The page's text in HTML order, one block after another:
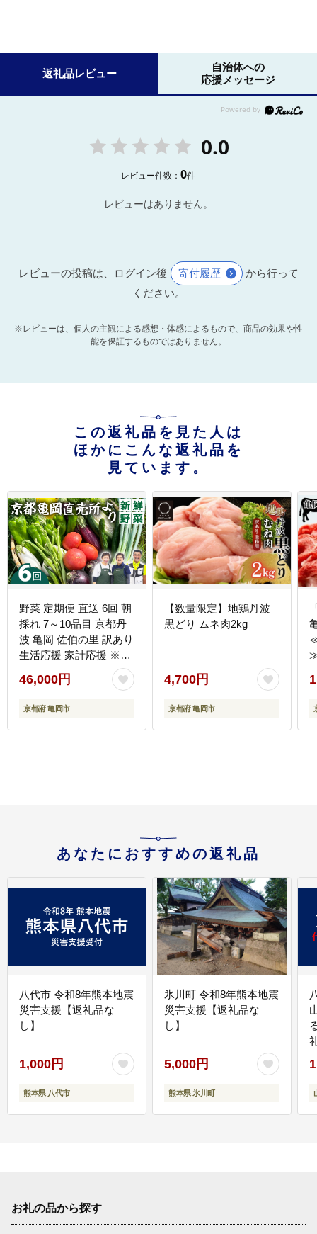
返礼品レビュー
自治体への
応援メッセージ
0.0
レビュー件数：0件
レビューはありません。
レビューの投稿は、ログイン後 寄付履歴
から行って
ください。
※レビューは、個人の主観による感想・体感によるもので、商品の効果や性
能を保証するものではありません。
この返礼品を見た人は
ほかにこんな返礼品を
見ています。
野菜 定期便 直送 6回 朝
採れ 7～10品目 京都丹
波 亀岡 佐伯の里 訳あり
生活応援 家計応援 ※北
海道・沖縄・離島への
配送不可
46,000円
京都府 亀岡市
【数量限定】地鶏丹波
黒どり ムネ肉2kg
4,700円
京都府 亀岡市
あなたにおすすめの返礼品
八代市 令和8年熊本地震
災害支援【返礼品な
し】
1,000円
熊本県 八代市
氷川町 令和8年熊本地震
災害支援【返礼品な
し】
5,000円
熊本県 氷川町
お礼の品から探す